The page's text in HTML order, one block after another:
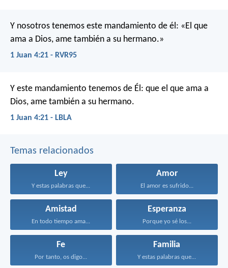
Y nosotros tenemos este mandamiento de él: «El que
ama a Dios, ame también a su hermano.»
1 Juan 4:21 - RVR95
Y este mandamiento tenemos de Él: que el que ama a
Dios, ame también a su hermano.
1 Juan 4:21 - LBLA
Temas relacionados
Ley
Y estas palabras que...
Amor
El amor es sufrido...
Amistad
En todo tiempo ama...
Esperanza
Porque yo sé los...
Fe
Por tanto, os digo...
Familia
Y estas palabras que...